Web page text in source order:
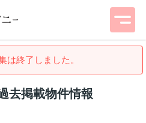
は終了しました。
去掲載物件情報